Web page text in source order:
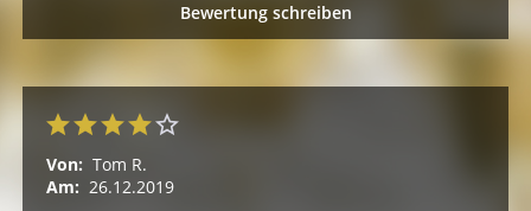
Bewertung schreiben
Von: Tom R.
Am: 26.12.2019